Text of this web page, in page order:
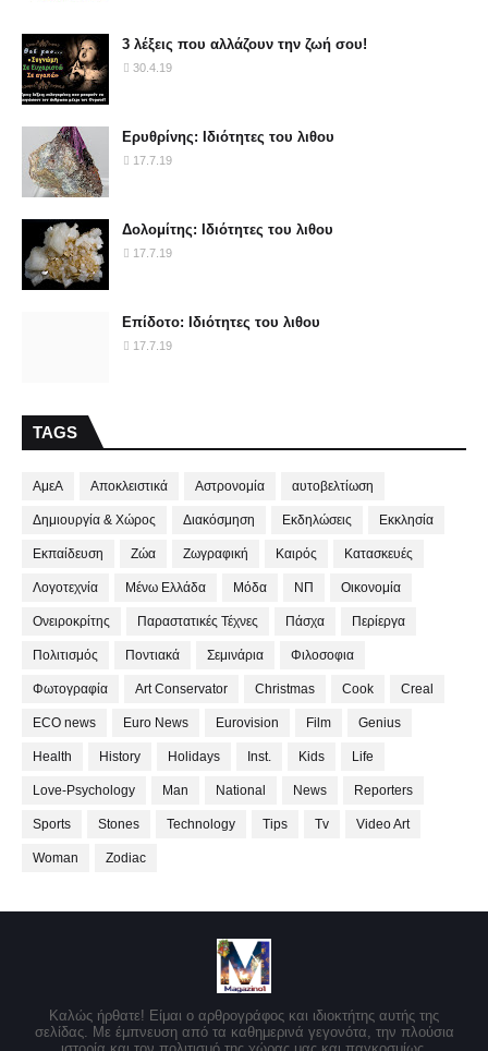
3 λέξεις που αλλάζουν την ζωή σου!
30.4.19
Ερυθρίνης: Ιδιότητες του λιθου
17.7.19
Δολομίτης: Ιδιότητες του λιθου
17.7.19
Επίδοτο: Ιδιότητες του λιθου
17.7.19
TAGS
ΑμεΑ Αποκλειστικά Αστρονομία αυτοβελτίωση
Δημιουργία & Χώρος Διακόσμηση Εκδηλώσεις Εκκλησία
Εκπαίδευση Ζώα Ζωγραφική Καιρός Κατασκευές
Λογοτεχνία Μένω Ελλάδα Μόδα ΝΠ Οικονομία
Ονειροκρίτης Παραστατικές Τέχνες Πάσχα Περίεργα
Πολιτισμός Ποντιακά Σεμινάρια Φιλοσοφια
Φωτογραφία Art Conservator Christmas Cook Creal
ECO news Euro News Eurovision Film Genius
Health History Holidays Inst. Kids Life
Love-Psychology Man National News Reporters
Sports Stones Technology Tips Tv Video Art
Woman Zodiac
Καλώς ήρθατε! Είμαι ο αρθρογράφος και ιδιοκτήτης αυτής της
σελίδας. Με έμπνευση από τα καθημερινά γεγονότα, την πλούσια